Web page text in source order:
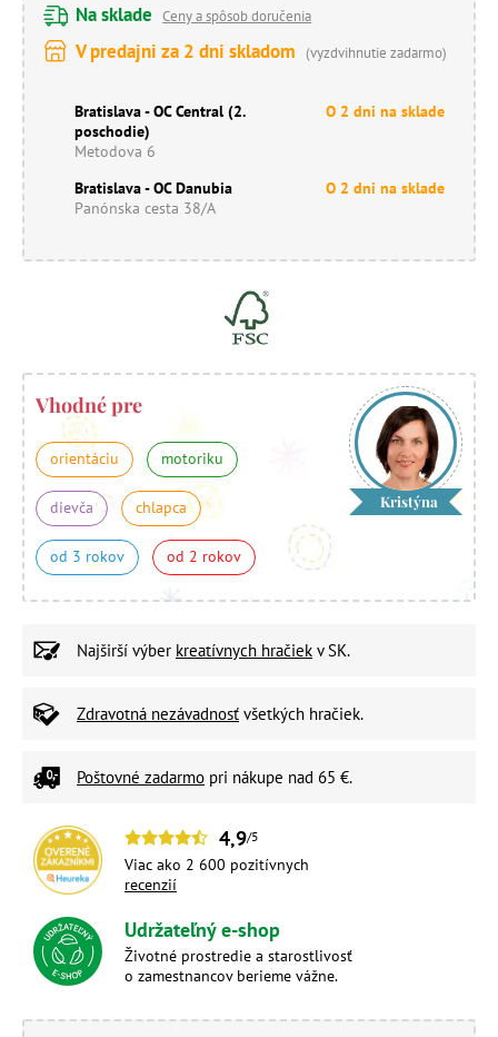
Na sklade Ceny a spôsob doručenia
V predajni za 2 dni skladom (vyzdvihnutie zadarmo)
Bratislava - OC Central (2.
poschodie)
Metodova 6
O 2 dni na sklade
Bratislava - OC Danubia
Panónska cesta 38/A
O 2 dni na sklade
Vhodné pre
orientáciu motoriku
dievča chlapca
od 3 rokov od 2 rokov
Kristýna
Najširší výber kreatívnych hračiek v SK.
Zdravotná nezávadnosť všetkých hračiek.
Poštovné zadarmo pri nákupe nad 65 €.
4,9/5
Viac ako 2 600 pozitívnych
recenzií
Udržateľný e-shop
Životné prostredie a starostlivosť
o zamestnancov berieme vážne.